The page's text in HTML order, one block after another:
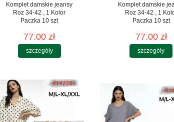
Komplet damskie jeansy
Roz 34-42 , 1 Kolor
Paczka 10 szt
77.00 zł
szczegóły
Komplet damskie
Roz 34-42 , 1
Paczka 10 szt
77.00 zł
szczegóły